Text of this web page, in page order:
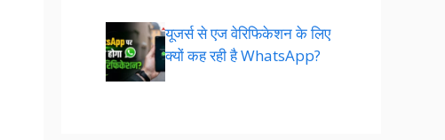
यूजर्स से एज वेरिफिकेशन के लिए
क्यों कह रही है WhatsApp?